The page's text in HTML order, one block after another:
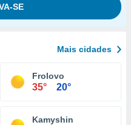
Mais cidades
Frolovo
35° 20°
Kamyshin